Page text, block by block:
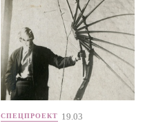
СПЕЦПРОЕКТ 19.03